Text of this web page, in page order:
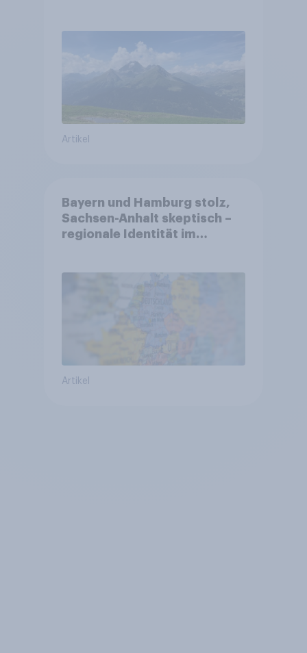
Altersvorsorge
Artikel
Bayern und Hamburg stolz,
Sachsen-Anhalt skeptisch –
regionale Identität im
Artikel